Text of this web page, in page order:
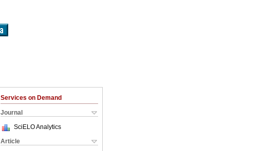
Services on Demand
Journal
SciELO Analytics
Article